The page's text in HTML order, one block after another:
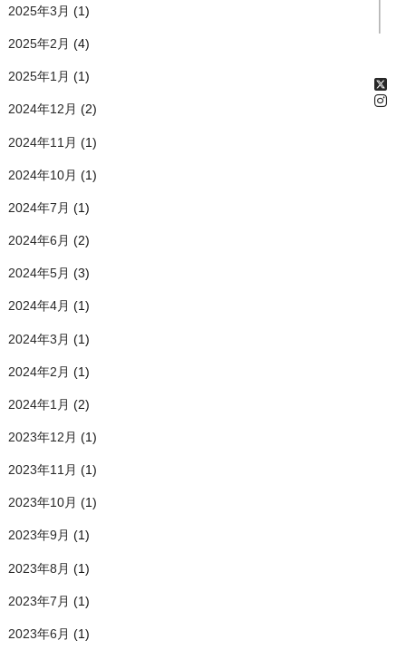
2025年3月 (1)
2025年2月 (4)
2025年1月 (1)
2024年12月 (2)
2024年11月 (1)
2024年10月 (1)
2024年7月 (1)
2024年6月 (2)
2024年5月 (3)
2024年4月 (1)
2024年3月 (1)
2024年2月 (1)
2024年1月 (2)
2023年12月 (1)
2023年11月 (1)
2023年10月 (1)
2023年9月 (1)
2023年8月 (1)
2023年7月 (1)
2023年6月 (1)